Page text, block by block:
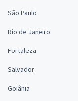
São Paulo
Rio de Janeiro
Fortaleza
Salvador
Goiânia